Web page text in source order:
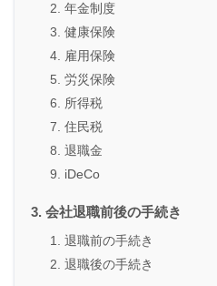
年金制度
健康保険
雇用保険
労災保険
所得税
住民税
退職金
iDeCo
会社退職前後の手続き
退職前の手続き
退職後の手続き